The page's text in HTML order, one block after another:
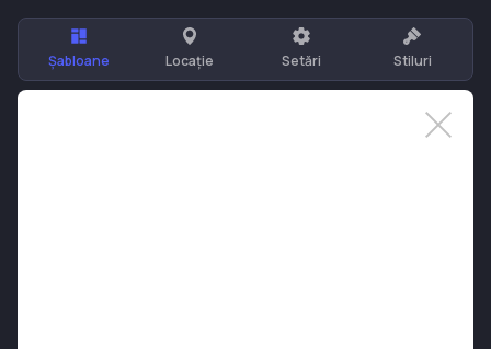
Șabloane Locație Setări Stiluri